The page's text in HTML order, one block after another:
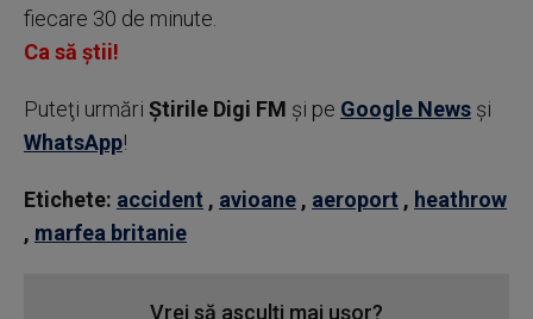
fiecare 30 de minute.
Ca să știi!
Puteţi urmări Știrile Digi FM şi pe Google News şi
WhatsApp!
Etichete: accident , avioane , aeroport , heathrow
, marfea britanie
Vrei să asculți mai ușor?